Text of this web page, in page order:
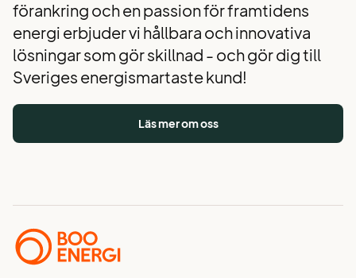
förankring och en passion för framtidens
energi erbjuder vi hållbara och innovativa
lösningar som gör skillnad - och gör dig till
Sveriges energismartaste kund!
Läs mer om oss